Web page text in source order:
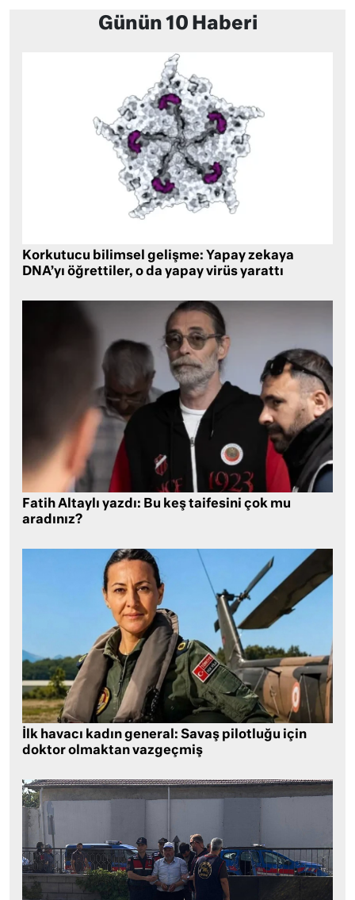
Günün 10 Haberi
Korkutucu bilimsel gelişme: Yapay zekaya
DNA’yı öğrettiler, o da yapay virüs yarattı
Fatih Altaylı yazdı: Bu keş taifesini çok mu
aradınız?
İlk havacı kadın general: Savaş pilotluğu için
doktor olmaktan vazgeçmiş